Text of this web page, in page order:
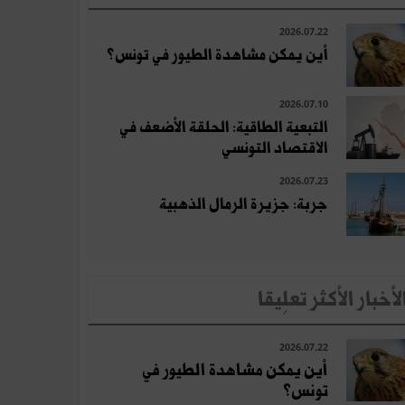
2026.07.22
أين يمكن مشاهدة الطيور في تونس؟
2026.07.10
التبعية الطاقية: الحلقة الأضعف في
الاقتصاد التونسي
2026.07.23
جربة: جزيرة الرمال الذهبية
الأكثر تعلِيقا
2026.07.22
أين يمكن مشاهدة الطيور في
تونس؟